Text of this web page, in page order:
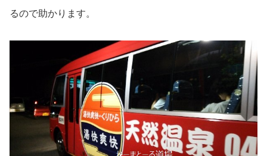
るので助かります。